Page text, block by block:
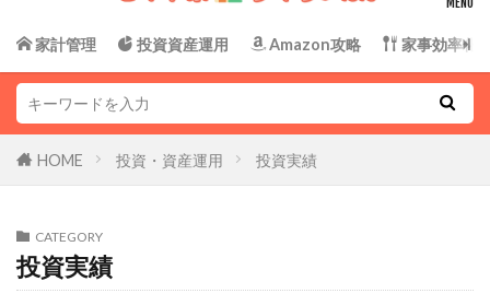
家計管理 投資資産運用 Amazon攻略 家事効率化
HOME 投資・資産運用 投資実績
CATEGORY
投資実績